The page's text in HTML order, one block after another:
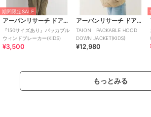
期間限定SALE
アーバンリサーチ ドアーズ
『150サイズあり』パッカブル
ウィンドブレーカー(KIDS)
¥3,500
アーバンリサーチ ドアーズ
TAION PACKABLE HOOD
DOWN JACKET(KIDS)
¥12,980
もっとみる